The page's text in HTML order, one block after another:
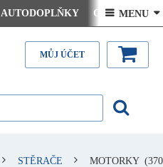
AUTODOPLŇKY Ceny doručení
Články - návody Kontakt
 MENU 
MŮJ ÚČET
STĚRAČE MOTORKY(370